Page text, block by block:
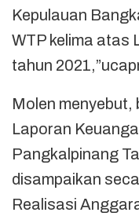
Kepulauan
WTP kelima atas
tahun
Molen
Laporan
Pangkalpinang
disampaikan
Realisasi